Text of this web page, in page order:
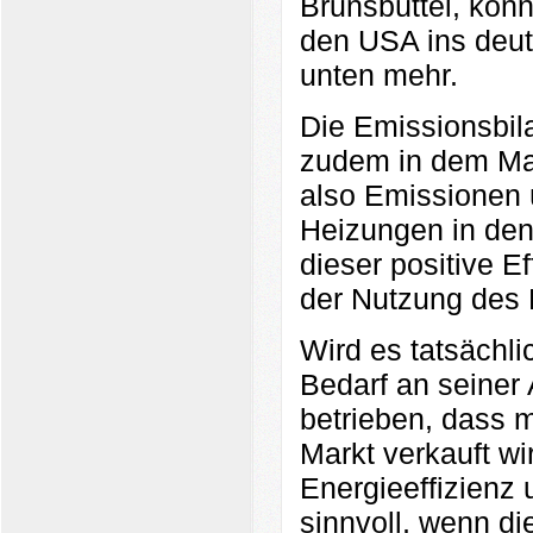
den USA ins
unten mehr.
Die
zudem in dem
also Emissionen
Heizungen in
dieser positive
der Nutzung des
Wird es
Bedarf an seiner
betrieben, dass
Markt verkauft
Energieeffizienz
sinnvoll, wenn